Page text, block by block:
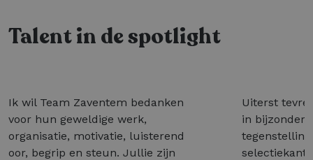
Talent in de spotlight
Ik wil Team Zaventem bedanken
voor hun geweldige werk,
organisatie, motivatie, luisterend
oor, begrip en steun. Jullie zijn
Uiterst
in bijzonder